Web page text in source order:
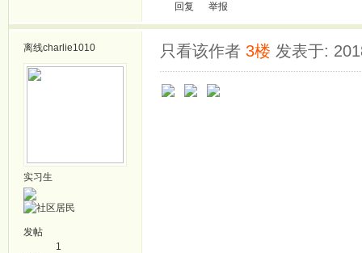
回复 举报
离线charlie1010
实习生
发帖
1
只看该作者 3楼 发表于: